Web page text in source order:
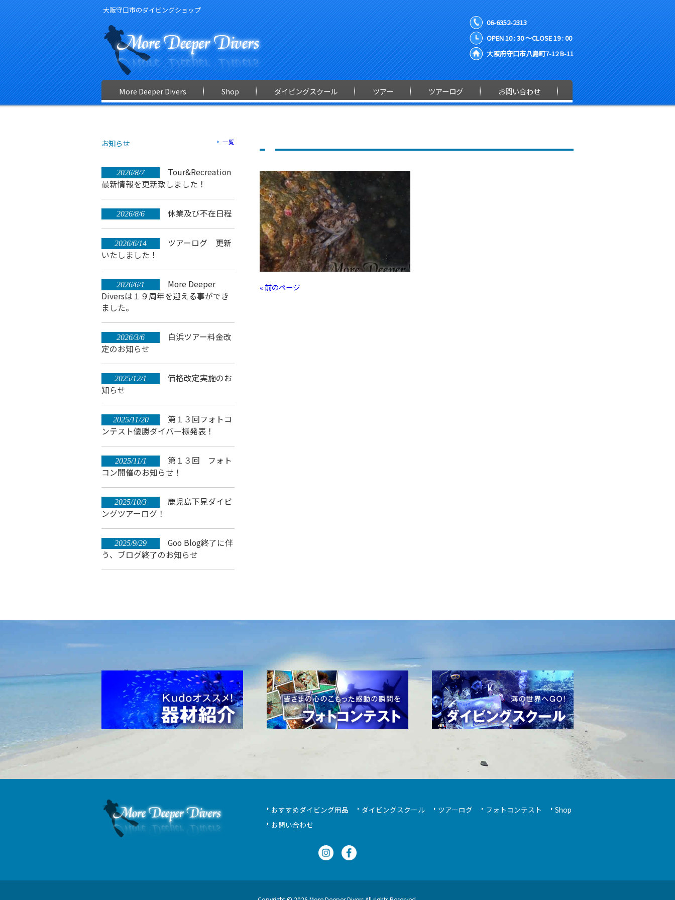
大阪守口市のダイビングショップ
06-6352-2313
OPEN 10 : 30 ～CLOSE 19 : 00
大阪府守口市八島町7-12 B-11
More Deeper Divers Shop ダイビングスクール ツアー ツアーログ お問い合わせ
« 前のページ
お知らせ 一覧
2026/8/7
Tour&Recreation
最新情報を更新致しました！
2026/8/6 休業及び不在日程
2026/6/14
ツアーログ 更新
いたしました！
2026/6/1
More Deeper
Diversは１９周年を迎える事ができ
ました。
2026/3/6
白浜ツアー料金改
定のお知らせ
2025/12/1
価格改定実施のお
知らせ
2025/11/20
第１３回フォトコ
ンテスト優勝ダイバー様発表！
2025/11/1
第１３回 フォト
コン開催のお知らせ！
2025/10/3
鹿児島下見ダイビ
ングツアーログ！
2025/9/29
Goo Blog終了に伴
う、ブログ終了のお知らせ
おすすめダイビング用品 ダイビングスクール ツアーログ フォトコンテスト
Shop
お問い合わせ